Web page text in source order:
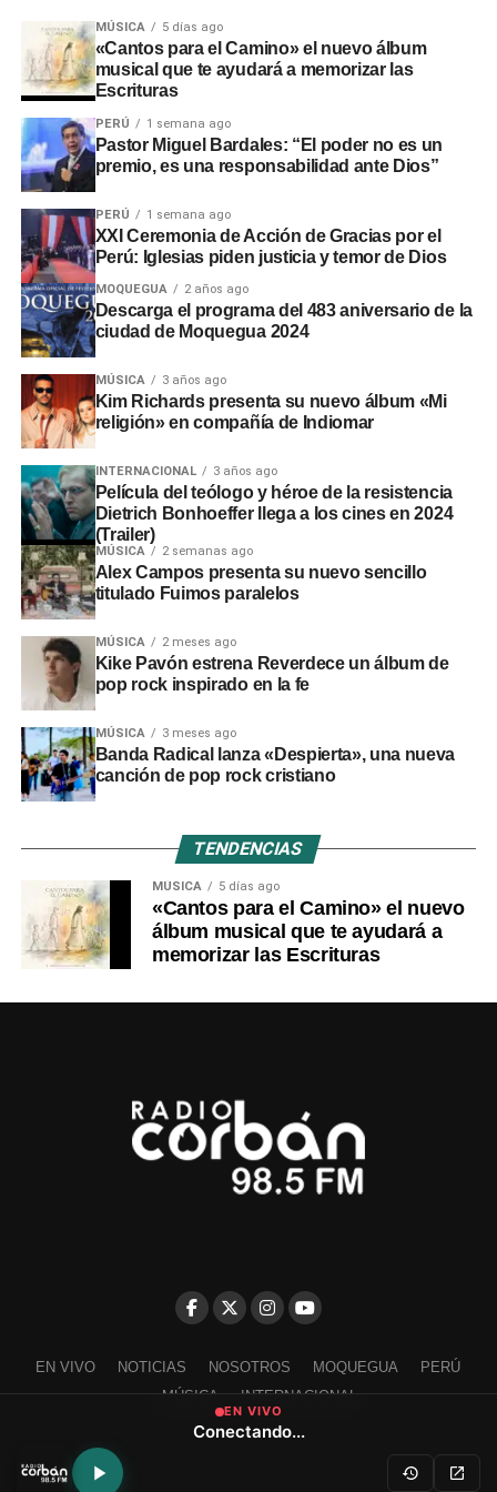
Mensaje de unidad y respeto
en el fútbol
La oración conjunta fue vista como una muestra de
respeto, unidad y compañerismo entre deportistas de
distintas naciones. En medio de una competencia de
alto nivel, el gesto recordó que el fútbol puede convertirse
en un espacio para transmitir valores que trascienden el
resultado de un partido.
Mientras Alemania continúa su camino en el Mundial, el
ejemplo de Nmecha deja un mensaje que resonó mucho
más allá del marcador: la fe, la humildad y la fraternidad
pueden convertirse en un poderoso testimonio para
millones de personas alrededor del mundo.
Fuente:Mundo Cristiano
MÚSICA 5 días ago
«Cantos para el Camino» el nuevo álbum
musical que te ayudará a memorizar las
Escrituras
PERÚ 1 semana ago
Pastor Miguel Bardales: “El poder no es un
premio, es una responsabilidad ante Dios”
PERÚ 1 semana ago
XXI Ceremonia de Acción de Gracias por el
Perú: Iglesias piden justicia y temor de Dios
MOQUEGUA 2 años ago
Descarga el programa del 483 aniversario de la
ciudad de Moquegua 2024
MÚSICA 3 años ago
Kim Richards presenta su nuevo álbum «Mi
religión» en compañía de Indiomar
INTERNACIONAL 3 años ago
Película del teólogo y héroe de la resistencia
Dietrich Bonhoeffer llega a los cines en 2024
(Trailer)
MÚSICA 2 semanas ago
Alex Campos presenta su nuevo sencillo
titulado Fuimos paralelos
MÚSICA 2 meses ago
Kike Pavón estrena Reverdece un álbum de
pop rock inspirado en la fe
MÚSICA 3 meses ago
Banda Radical lanza «Despierta», una nueva
canción de pop rock cristiano
TENDENCIAS
MÚSICA 5 días ago
«Cantos para el Camino» el nuevo
álbum musical que te ayudará a
memorizar las Escrituras
EN VIVO NOTICIAS NOSOTROS MOQUEGUA
PERÚ
MÚSICA
INTERNACIONAL
Escríbenos a contacto@radiocorban.com
EN VIVO
Conectando...